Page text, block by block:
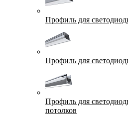
Профиль для
Профиль для
Профиль для
потолков